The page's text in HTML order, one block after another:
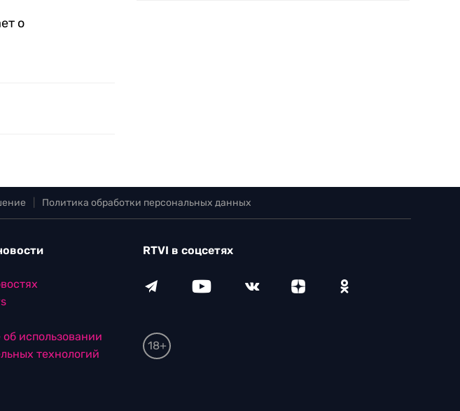
о
Политика обработки персональных данных
использовании
технологий
RTVI в соцсетях
18+